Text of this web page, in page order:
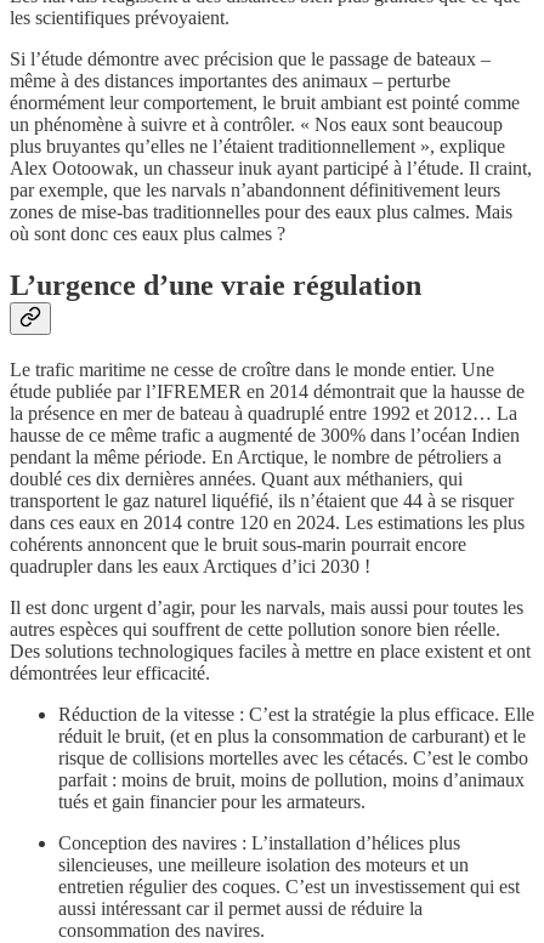
les scientifiques prévoyaient.
Si l’étude démontre avec précision que le passage de bateaux –
même à des distances importantes des animaux – perturbe
énormément leur comportement, le bruit ambiant est pointé comme
un phénomène à suivre et à contrôler. « Nos eaux sont beaucoup
plus bruyantes qu’elles ne l’étaient traditionnellement », explique
Alex Ootoowak, un chasseur inuk ayant participé à l’étude. Il craint,
par exemple, que les narvals n’abandonnent définitivement leurs
zones de mise-bas traditionnelles pour des eaux plus calmes. Mais
où sont donc ces eaux plus calmes ?
L’urgence d’une vraie régulation
Le trafic maritime ne cesse de croître dans le monde entier. Une
étude publiée par l’IFREMER en 2014 démontrait que la hausse de
la présence en mer de bateau à quadruplé entre 1992 et 2012… La
hausse de ce même trafic a augmenté de 300% dans l’océan Indien
pendant la même période. En Arctique, le nombre de pétroliers a
doublé ces dix dernières années. Quant aux méthaniers, qui
transportent le gaz naturel liquéfié, ils n’étaient que 44 à se risquer
dans ces eaux en 2014 contre 120 en 2024. Les estimations les plus
cohérents annoncent que le bruit sous-marin pourrait encore
quadrupler dans les eaux Arctiques d’ici 2030 !
Il est donc urgent d’agir, pour les narvals, mais aussi pour toutes les
autres espèces qui souffrent de cette pollution sonore bien réelle.
Des solutions technologiques faciles à mettre en place existent et ont
démontrées leur efficacité.
Réduction de la vitesse : C’est la stratégie la plus efficace. Elle
réduit le bruit, (et en plus la consommation de carburant) et le
risque de collisions mortelles avec les cétacés. C’est le combo
parfait : moins de bruit, moins de pollution, moins d’animaux
tués et gain financier pour les armateurs.
Conception des navires : L’installation d’hélices plus
silencieuses, une meilleure isolation des moteurs et un
entretien régulier des coques. C’est un investissement qui est
aussi intéressant car il permet aussi de réduire la
consommation des navires.